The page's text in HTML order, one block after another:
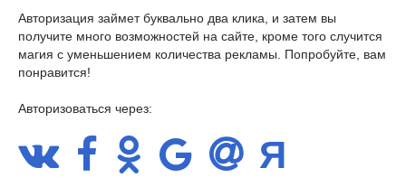
Авторизация займет буквально два клика, и затем вы
получите много возможностей на сайте, кроме того случится
магия с уменьшением количества рекламы. Попробуйте, вам
понравится!
Авторизоваться через: